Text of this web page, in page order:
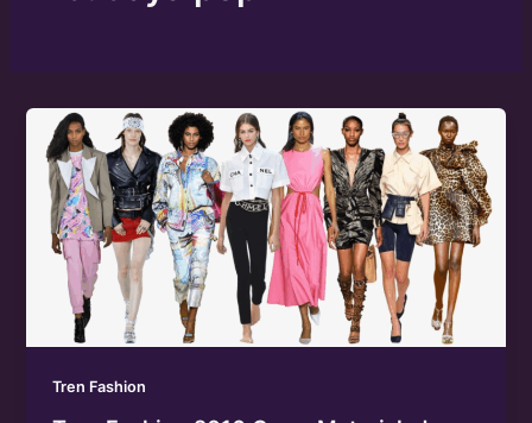
Tren Fashion